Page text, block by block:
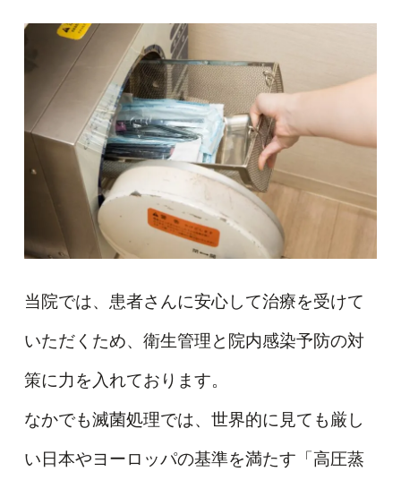
当院では、患者さんに安心して治療を受けて
いただくため、衛生管理と院内感染予防の対
策に力を入れております。
なかでも滅菌処理では、世界的に見ても厳し
い日本やヨーロッパの基準を満たす「高圧蒸